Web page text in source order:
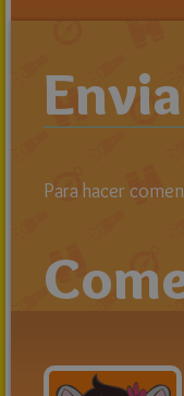
Para hacer